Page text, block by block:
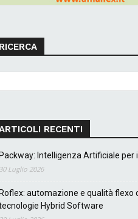
RECENTI
Intelligenza Artificiale per
Luglio 2026
automazione e qualità flexo
Hybrid Software